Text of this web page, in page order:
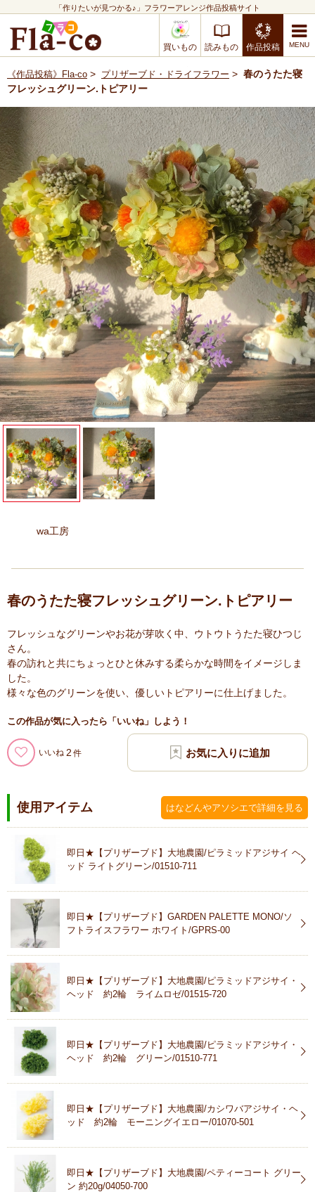
「作りたいが見つかる♪」フラワーアレンジ作品投稿サイト
買いもの 読みもの 作品投稿
《作品投稿》Fla-co > プリザーブド・ドライフラワー > 春のうたた寝
フレッシュグリーン.トピアリー
wa工房
春のうたた寝フレッシュグリーン.トピアリー
フレッシュなグリーンやお花が芽吹く中、ウトウトうたた寝ひつじ
さん。
春の訪れと共にちょっとひと休みする柔らかな時間をイメージしま
した。
様々な色のグリーンを使い、優しいトピアリーに仕上げました。
この作品が気に入ったら「いいね」しよう！
いいね 2
使用アイテム はなどんやアソシエで詳細を見る
即日★【プリザーブド】大地農園/ピラミッドアジサイ ヘ
ッド ライトグリーン/01510-711
即日★【プリザーブド】GARDEN PALETTE MONO/ソ
フトライスフラワー ホワイト/GPRS-00
即日★【プリザーブド】大地農園/ピラミッドアジサイ・
ヘッド 約2輪 ライムロゼ/01515-720
即日★【プリザーブド】大地農園/ピラミッドアジサイ・
ヘッド 約2輪 グリーン/01510-771
即日★【プリザーブド】大地農園/カシワバアジサイ・ヘ
ッド 約2輪 モーニングイエロー/01070-501
即日★【プリザーブド】大地農園/ペティーコート グリー
ン 約20g/04050-700